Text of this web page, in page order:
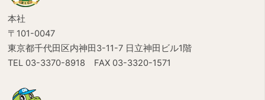
本社
〒101-0047
東京都千代田区内神田3-11-7 日立神田ビル1階
TEL 03-3370-8918 FAX 03-3320-1571